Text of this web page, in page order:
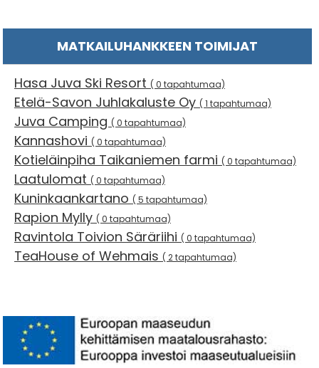
MATKAILUHANKKEEN TOIMIJAT
Hasa Juva Ski Resort ( 0 tapahtumaa)
Etelä-Savon Juhlakaluste Oy ( 1 tapahtumaa)
Juva Camping ( 0 tapahtumaa)
Kannashovi ( 0 tapahtumaa)
Kotieläinpiha Taikaniemen farmi ( 0 tapahtumaa)
Laatulomat ( 0 tapahtumaa)
Kuninkaankartano ( 5 tapahtumaa)
Rapion Mylly ( 0 tapahtumaa)
Ravintola Toivion Säräriihi ( 0 tapahtumaa)
TeaHouse of Wehmais ( 2 tapahtumaa)